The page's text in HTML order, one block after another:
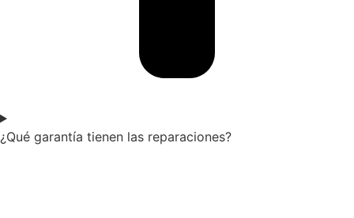
¿Qué garantía tienen las reparaciones?